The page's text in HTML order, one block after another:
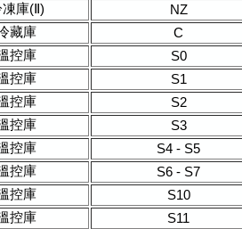
庫(Ⅱ)
NZ
藏庫
C
控庫
S0
控庫
S1
控庫
S2
控庫
S3
控庫
S4 - S5
控庫
S6 - S7
控庫
S10
控庫
S11